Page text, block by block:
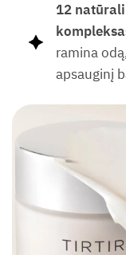
12
ramina
apsauginį